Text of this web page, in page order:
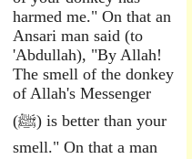
harmed me." On that an
Ansari man said (to
'Abdullah), "By Allah!
The smell of the donkey
of Allah's Messenger
(ﷺ) is better than your
smell." On that a man